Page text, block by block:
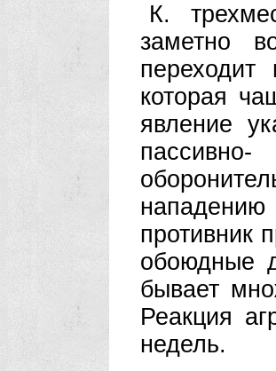
К.
заметно
которая
явление
пассивно-
противник
обоюдные
бывает
Реакция
недель.